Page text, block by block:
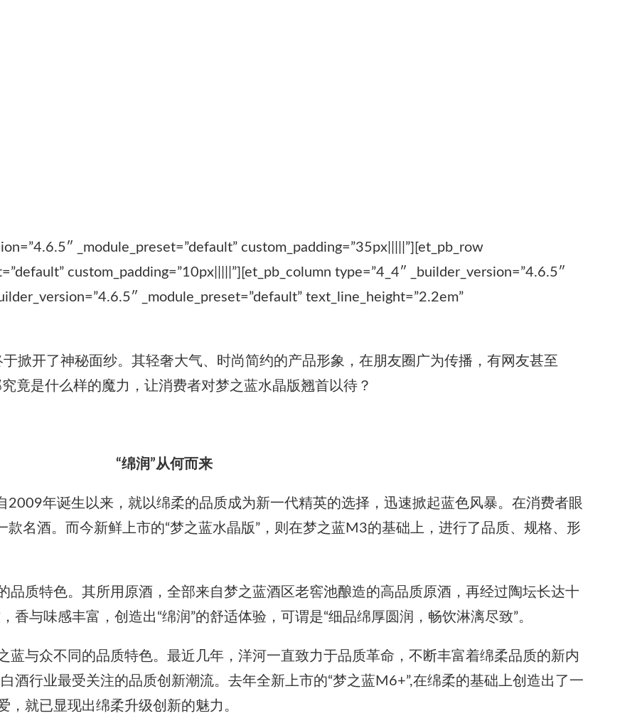
_module_preset=”default” custom_padding=”35px|||||”][et_pb_row
custom_padding=”10px|||||”][et_pb_column type=”4_4″ _builder_version=”4.6.5″
_module_preset=”default” text_line_height=”2.2em”
掀开了神秘面纱。其轻奢大气、时尚简约的产品形象，在朋友圈广为传播，有网友甚至
竟是什么样的魔力，让消费者对梦之蓝水晶版翘首以待？
“绵润”从何而来
年诞生以来，就以绵柔的品质成为新一代精英的选择，迅速掀起蓝色风暴。在消费者眼
名酒。而今新鲜上市的“梦之蓝水晶版”，则在梦之蓝M3的基础上，进行了品质、规格、形
品质特色。其所用原酒，全部来自梦之蓝酒区老窖池酿造的高品质原酒，再经过陶坛长达十
与味感丰富，创造出“绵润”的舒适体验，可谓是“细品绵厚圆润，畅饮淋漓尽致”。
蓝与众不同的品质特色。最近几年，洋河一直致力于品质革命，不断丰富着绵柔品质的新内
酒行业最受关注的品质创新潮流。去年全新上市的“梦之蓝M6+”,在绵柔的基础上创造出了一
，就已显现出绵柔升级创新的魅力。